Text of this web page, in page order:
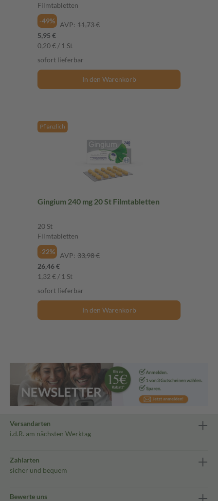
Filmtabletten
-49%
AVP: 11,73 €
5,95 €
0,20 € / 1 St
sofort lieferbar
In den Warenkorb
Pflanzlich
Gingium 240 mg 20 St Filmtabletten
20 St
Filmtabletten
-22%
AVP: 33,98 €
26,46 €
1,32 € / 1 St
sofort lieferbar
In den Warenkorb
Versandarten
i.d.R. am nächsten Werktag
Zahlarten
sicher und bequem
Bewerte uns